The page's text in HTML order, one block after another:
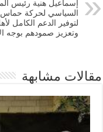
إسماعيل هنية رئيس
السياسي لحركة
لتوفير الدعم الكامل
وتعزيز صمودهم بوجه
مقالات مشابهة